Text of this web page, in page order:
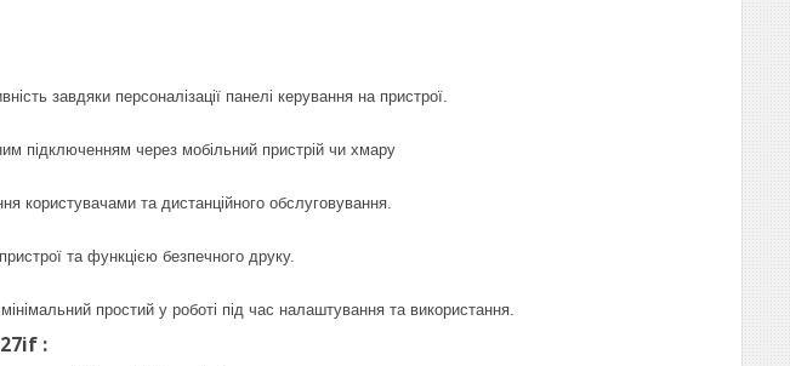
завдяки персоналізації панелі керування на пристрої.
підключенням через мобільний пристрій чи хмару
користувачами та дистанційного обслуговування.
та функцією безпечного друку.
простий у роботі під час налаштування та використання.
: